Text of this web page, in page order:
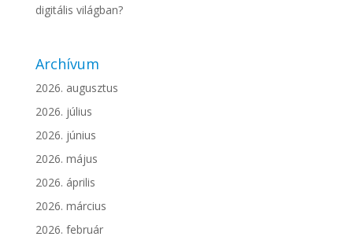
digitális világban?
Archívum
2026. augusztus
2026. július
2026. június
2026. május
2026. április
2026. március
2026. február